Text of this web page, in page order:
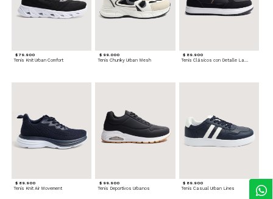
$ 79.900
Tenis Knit Urban Comfort
$ 99.000
Tenis Chunky Urban Mesh
$ 89.900
Tenis Clásicos con Detalle Lateral
$ 89.900
Tenis Knit Air Movement
$ 99.900
Tenis Deportivos Urbanos
$ 89.900
Tenis Casual Urban Lines